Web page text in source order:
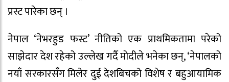
प्रस्ट पारेका छन् ।
नेपाल ‘नेभरहुड फस्ट’ नीतिको एक प्राथमिकतामा परेको
साझेदार देश रहेको उल्लेख गर्दै मोदीले भनेका छन्, ‘नेपालको
नयाँ सरकारसँग मिलेर दुई देशबिचको विशेष र बहुआयामिक